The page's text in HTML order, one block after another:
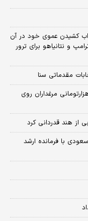
کشیدن عموی خود در آن
و نتانیاهو برای ترور
مقدماتی سنا
واقعی مرغ اعلام شد/ ماجرای ضرر ۵۰ هزارتومانی مرغداران روی
از هند قدردانی کرد
با فرمانده ارشد